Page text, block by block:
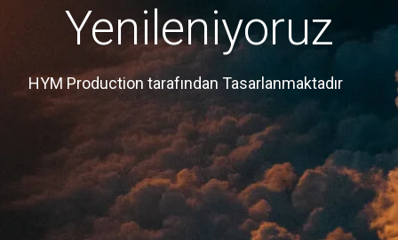
Yenileniyoruz
HYM Production tarafından Tasarlanmaktadır